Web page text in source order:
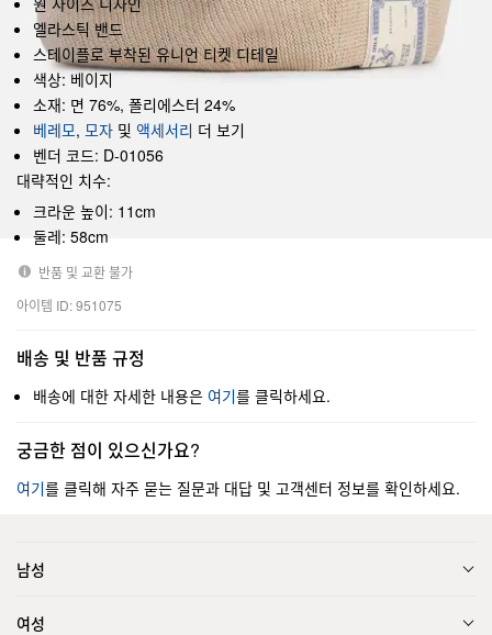
엘라스틱 밴드
스테이플로 부착된 유니언 티켓 디테일
색상: 베이지
소재: 면 76%, 폴리에스터 24%
베레모, 모자 및 액세서리 더 보기
벤더 코드: D-01056
대략적인 치수:
크라운 높이: 11cm
둘레: 58cm
반품 및 교환 불가
아이템 ID: 951075
배송 및 반품 규정
배송에 대한 자세한 내용은 여기를 클릭하세요.
궁금한 점이 있으신가요?
여기를 클릭해 자주 묻는 질문과 대답 및 고객센터 정보를 확인하세요.
남성
여성